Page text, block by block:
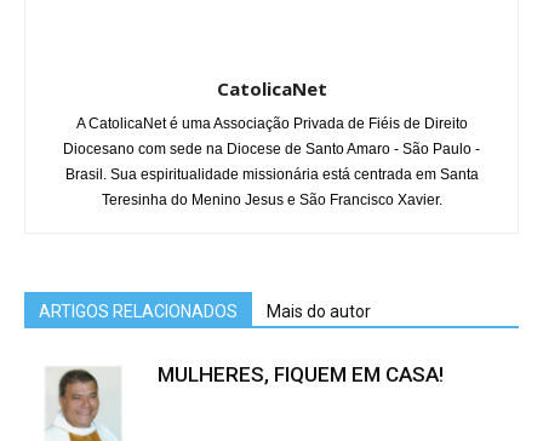
CatolicaNet
A CatolicaNet é uma Associação Privada de Fiéis de Direito
Diocesano com sede na Diocese de Santo Amaro - São Paulo -
Brasil. Sua espiritualidade missionária está centrada em Santa
Teresinha do Menino Jesus e São Francisco Xavier.
ARTIGOS RELACIONADOS Mais do autor
MULHERES, FIQUEM EM CASA!